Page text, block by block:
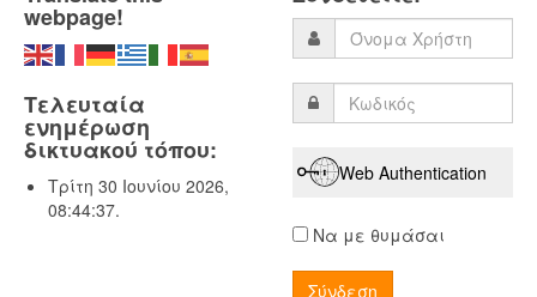
webpage!
Τελευταία
ενημέρωση
δικτυακού τόπου:
Τρίτη 30 Ιουνίου 2026,
08:44:37.
Web Authentication
Να με θυμάσαι